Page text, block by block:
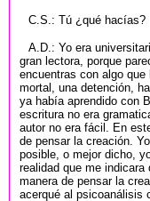
C.S.: Tú ¿qué hacías?
A.D.: Yo era
gran lectora, porque
encuentras con algo
mortal, una detención,
ya había aprendido con
escritura no era
autor no era fácil. En
de pensar la creación.
posible, o mejor dicho,
realidad que me
manera de pensar la
acerqué al psicoanálisis